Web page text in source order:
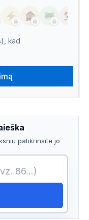
kad
patikrinsite jo